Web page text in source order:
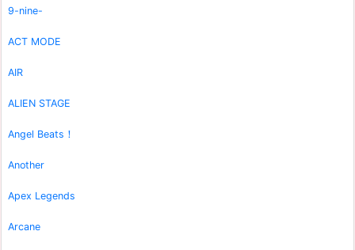
9-nine-
ACT MODE
AIR
ALIEN STAGE
Angel Beats！
Another
Apex Legends
Arcane